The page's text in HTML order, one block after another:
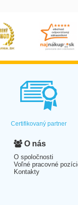
Certifikovaný partner
O nás
O spoločnosti
Voľné pracovné
Kontakty